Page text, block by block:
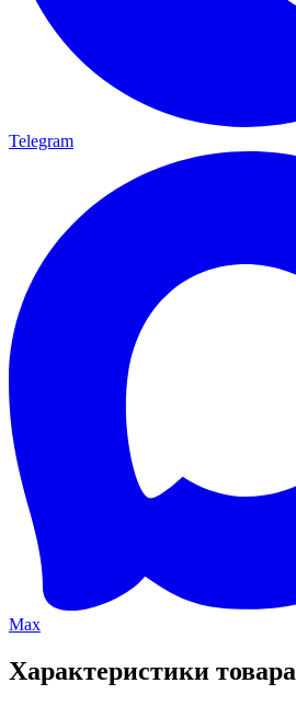
Telegram
Max
Характеристики товара